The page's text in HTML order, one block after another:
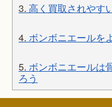
3. 高く買取されやす
4. ボンボニエールを
5. ボンボニエールは
ろう